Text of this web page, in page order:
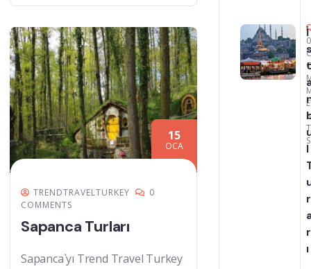
15
OCA
TRENDTRAVELTURKEY
0
COMMENTS
Sapanca Turları
Sapanca`yı Trend Travel Turkey
E
S
İ
t
l
r
r
ı